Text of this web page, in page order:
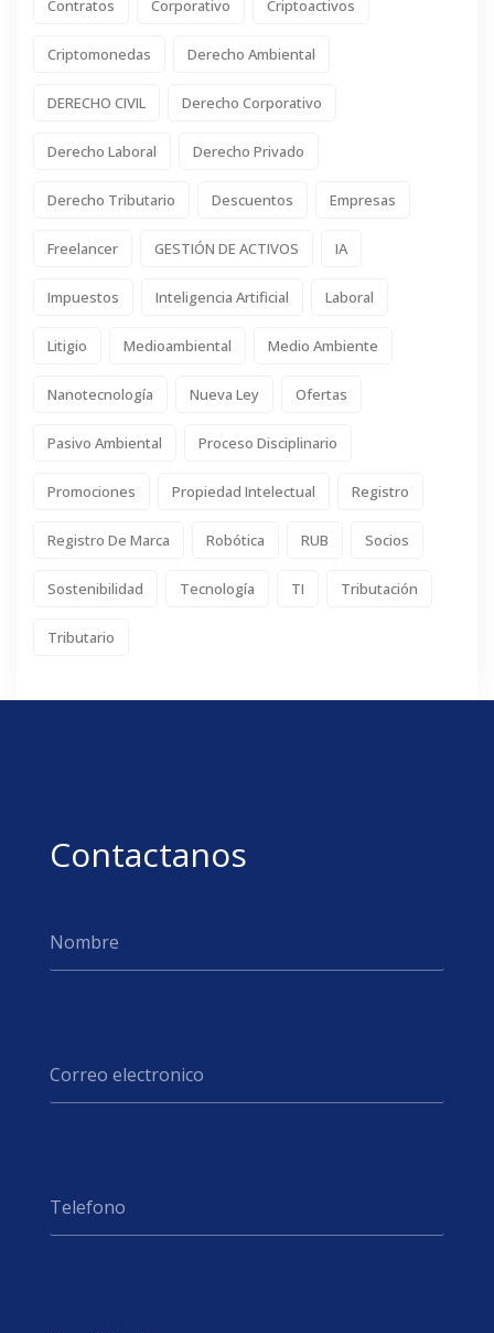
Contratos Corporativo Criptoactivos
Criptomonedas Derecho Ambiental
DERECHO CIVIL Derecho Corporativo
Derecho Laboral Derecho Privado
Derecho Tributario Descuentos Empresas
Freelancer GESTIÓN DE ACTIVOS IA
Impuestos Inteligencia Artificial Laboral
Litigio Medioambiental Medio Ambiente
Nanotecnología Nueva Ley Ofertas
Pasivo Ambiental Proceso Disciplinario
Promociones Propiedad Intelectual Registro
Registro De Marca Robótica RUB Socios
Sostenibilidad Tecnología TI Tributación
Tributario
Contactanos